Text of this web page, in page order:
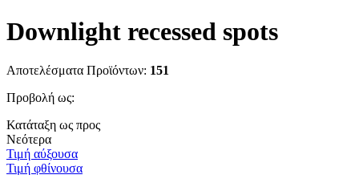
Downlight recessed spots
Αποτελέσματα Προϊόντων: 151
Προβολή ως:
Κατάταξη ως προς
Νεότερα
Τιμή αύξουσα
Τιμή φθίνουσα